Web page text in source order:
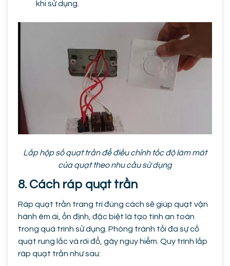
khi sử dụng.
Lắp hộp số quạt trần để điều chỉnh tốc độ làm mát
của quạt theo nhu cầu sử dụng
8. Cách ráp quạt trần
Ráp quạt trần trang trí đúng cách sẽ giúp quạt vận
hành êm ái, ổn định, đặc biệt là tạo tính an toàn
trong quá trình sử dụng. Phòng tránh tối đa sự cố
quạt rung lắc và rơi đổ, gây nguy hiểm. Quy trình lắp
ráp quạt trần như sau: